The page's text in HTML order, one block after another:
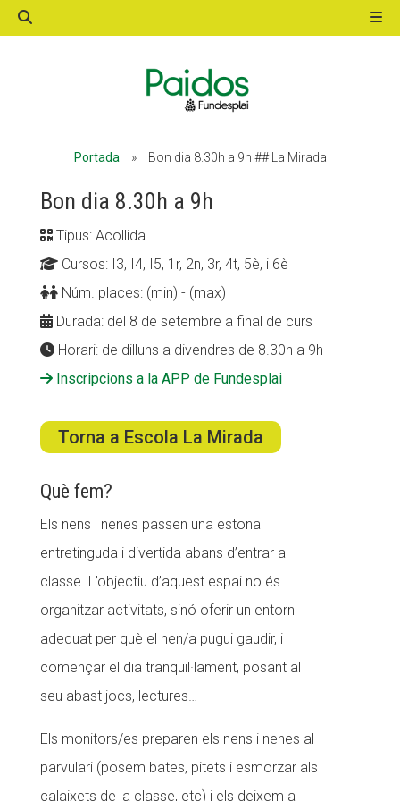
Portada » Bon dia 8.30h a 9h ## La Mirada
Bon dia 8.30h a 9h
Tipus: Acollida
Cursos: I3, I4, I5, 1r, 2n, 3r, 4t, 5è, i 6è
Núm. places: (min) - (max)
Durada: del 8 de setembre a final de curs
Horari: de dilluns a divendres de 8.30h a 9h
Inscripcions a la APP de Fundesplai
Torna a Escola La Mirada
Què fem?
Els nens i nenes passen una estona
entretinguda i divertida abans d’entrar a
classe. L’objectiu d’aquest espai no és
organitzar activitats, sinó oferir un entorn
adequat per què el nen/a pugui gaudir, i
començar el dia tranquil·lament, posant al
seu abast jocs, lectures…
Els monitors/es preparen els nens i nenes al
parvulari (posem bates, pitets i esmorzar als
calaixets de la classe, etc) i els deixem a
ACTIVITATS D'ESTIU
ALBERG CENTRE ESPLAI
FORMACIÓ
CASES DE COLÒNIES
ESPLAIS
SUPORT TERCER SECTOR